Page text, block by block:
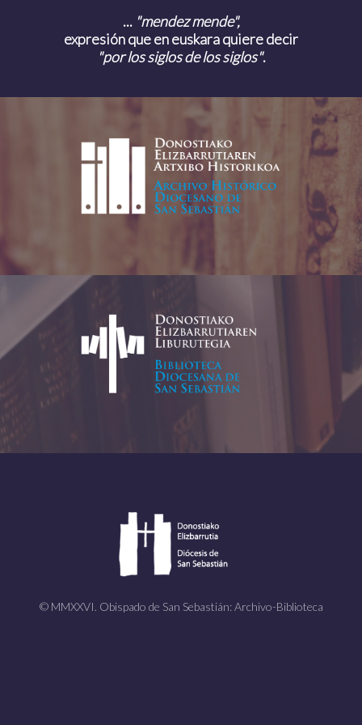
... "mendez mende",
expresión que en euskara quiere decir
"por los siglos de los siglos".
© MMXXVI. Obispado de San Sebastián: Archivo-Biblioteca